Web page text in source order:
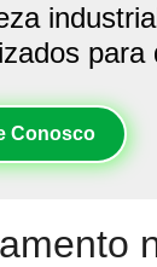
para
Conosco